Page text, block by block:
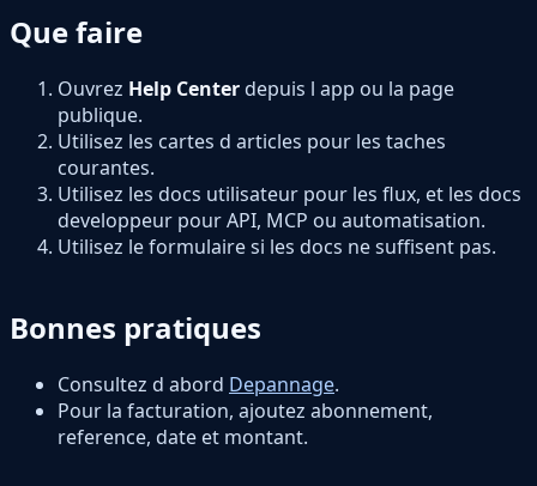
Que faire
Ouvrez Help Center depuis l app ou la page
publique.
Utilisez les cartes d articles pour les taches
courantes.
Utilisez les docs utilisateur pour les flux, et les docs
developpeur pour API, MCP ou automatisation.
Utilisez le formulaire si les docs ne suffisent pas.
Bonnes pratiques
Consultez d abord Depannage.
Pour la facturation, ajoutez abonnement,
reference, date et montant.